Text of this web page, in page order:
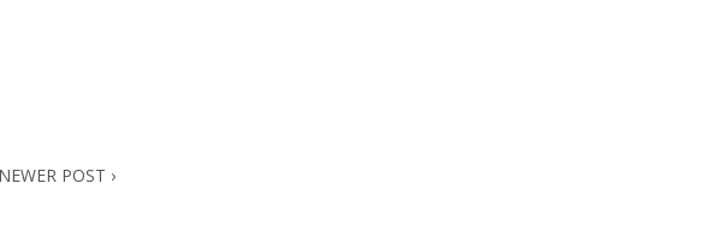
NEWER POST ›